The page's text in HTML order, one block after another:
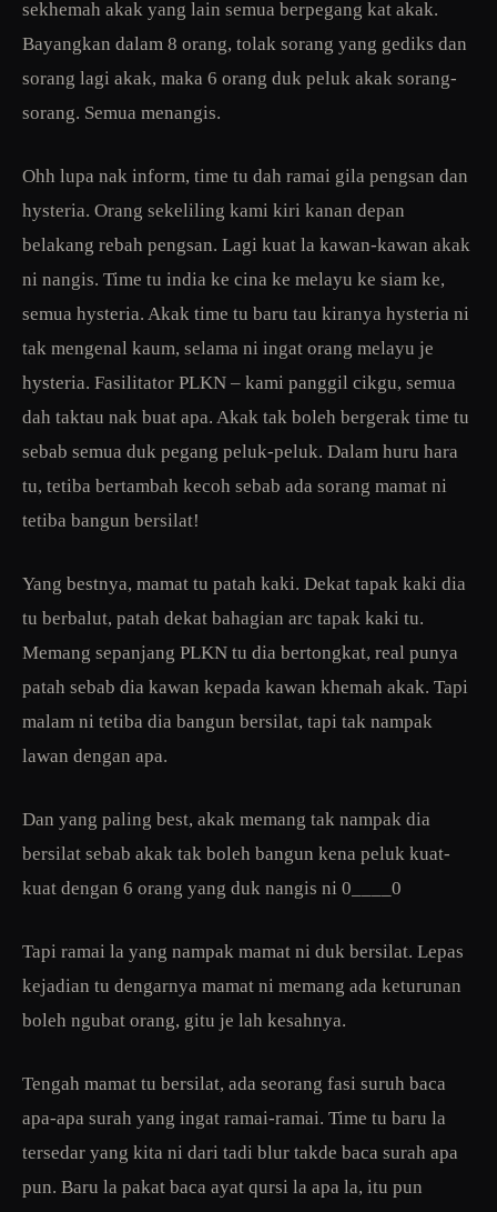
sekhemah akak yang lain semua berpegang kat akak.
Bayangkan dalam 8 orang, tolak sorang yang gediks dan
sorang lagi akak, maka 6 orang duk peluk akak sorang-
sorang. Semua menangis.
Ohh lupa nak inform, time tu dah ramai gila pengsan dan
hysteria. Orang sekeliling kami kiri kanan depan
belakang rebah pengsan. Lagi kuat la kawan-kawan akak
ni nangis. Time tu india ke cina ke melayu ke siam ke,
semua hysteria. Akak time tu baru tau kiranya hysteria ni
tak mengenal kaum, selama ni ingat orang melayu je
hysteria. Fasilitator PLKN – kami panggil cikgu, semua
dah taktau nak buat apa. Akak tak boleh bergerak time tu
sebab semua duk pegang peluk-peluk. Dalam huru hara
tu, tetiba bertambah kecoh sebab ada sorang mamat ni
tetiba bangun bersilat!
Yang bestnya, mamat tu patah kaki. Dekat tapak kaki dia
tu berbalut, patah dekat bahagian arc tapak kaki tu.
Memang sepanjang PLKN tu dia bertongkat, real punya
patah sebab dia kawan kepada kawan khemah akak. Tapi
malam ni tetiba dia bangun bersilat, tapi tak nampak
lawan dengan apa.
Dan yang paling best, akak memang tak nampak dia
bersilat sebab akak tak boleh bangun kena peluk kuat-
kuat dengan 6 orang yang duk nangis ni 0____0
Tapi ramai la yang nampak mamat ni duk bersilat. Lepas
kejadian tu dengarnya mamat ni memang ada keturunan
boleh ngubat orang, gitu je lah kesahnya.
Tengah mamat tu bersilat, ada seorang fasi suruh baca
apa-apa surah yang ingat ramai-ramai. Time tu baru la
tersedar yang kita ni dari tadi blur takde baca surah apa
pun. Baru la pakat baca ayat qursi la apa la, itu pun